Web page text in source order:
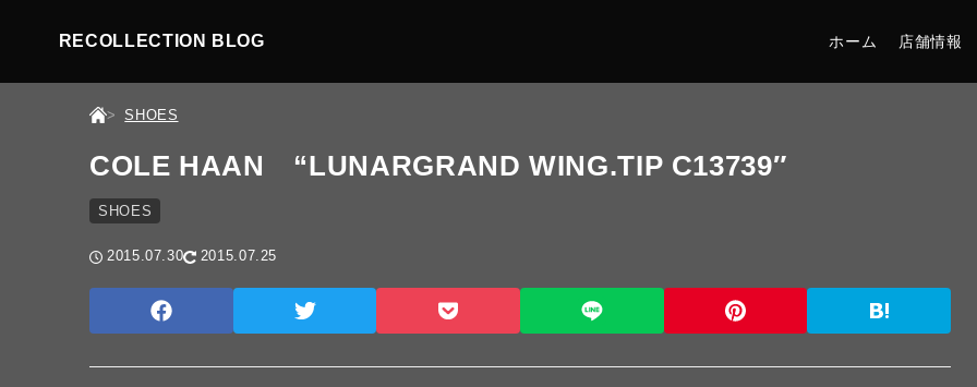
RECOLLECTION BLOG ホーム 店舗情報
SHOES
COLE HAAN “LUNARGRAND WING.TIP C13739″
SHOES
2015.07.30 2015.07.25